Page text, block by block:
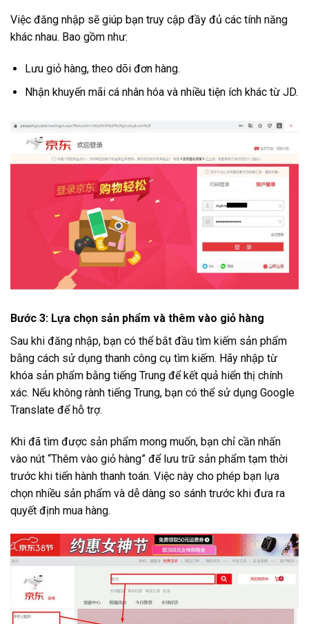
Việc đăng nhập sẽ giúp bạn truy cập đầy đủ các tính năng
khác nhau. Bao gồm như:
Lưu giỏ hàng, theo dõi đơn hàng.
Nhận khuyến mãi cá nhân hóa và nhiều tiện ích khác từ JD.
Bước 3: Lựa chọn sản phẩm và thêm vào giỏ hàng
Sau khi đăng nhập, bạn có thể bắt đầu tìm kiếm sản phẩm
bằng cách sử dụng thanh công cụ tìm kiếm. Hãy nhập từ
khóa sản phẩm bằng tiếng Trung để kết quả hiển thị chính
xác. Nếu không rành tiếng Trung, bạn có thể sử dụng Google
Translate để hỗ trợ.
Khi đã tìm được sản phẩm mong muốn, bạn chỉ cần nhấn
vào nút “Thêm vào giỏ hàng” để lưu trữ sản phẩm tạm thời
trước khi tiến hành thanh toán. Việc này cho phép bạn lựa
chọn nhiều sản phẩm và dễ dàng so sánh trước khi đưa ra
quyết định mua hàng.